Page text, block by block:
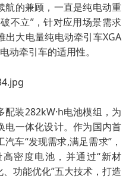
航的兼顾，一直是纯电动重
不立”，针对应用场景需求
大电量纯电动牵引车XGA
动牵引车的适用性。
装282kW·h电池模组，为
电一体化设计。作为国内首
车“发现需求,满足需求”，
密度电池，并通过“新材
功能优化”五大技术，打造